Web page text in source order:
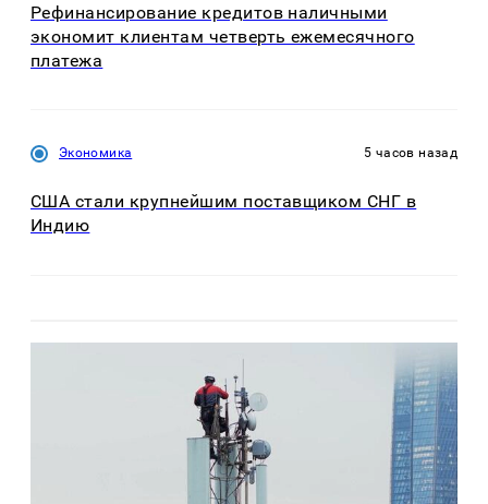
Рефинансирование кредитов наличными
экономит клиентам четверть ежемесячного
платежа
Экономика 5 часов назад
США стали крупнейшим поставщиком СНГ в
Индию